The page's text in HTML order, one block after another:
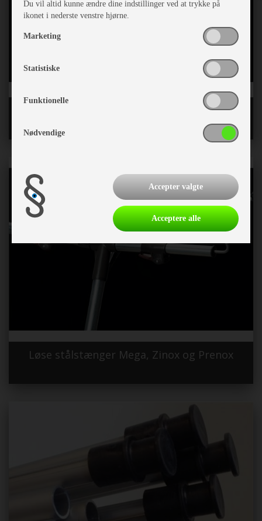
Løse letvægtsstænger CarbonX og Fiber
Løse stålstænger Mega, Zinox og Prenox
Du vil altid kunne ændre dine indstillinger ved at trykke på
ikonet i nederste venstre hjørne.
Marketing
Statistiske
Funktionelle
Nødvendige
Accepter valgte
Acceptere alle